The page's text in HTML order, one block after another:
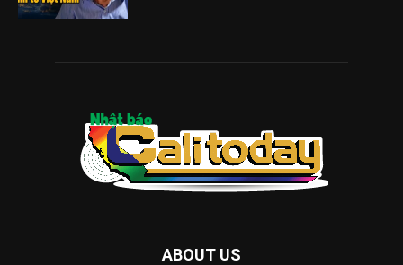
ABOUT US